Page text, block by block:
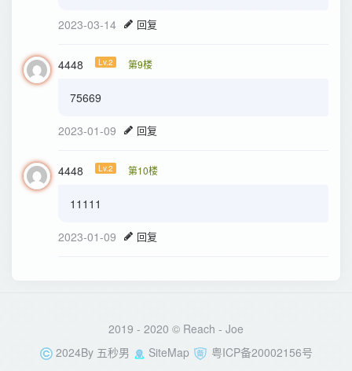
2023-03-14 回复
4448 Lv.2 第9楼
75669
2023-01-09 回复
4448 Lv.2 第10楼
11111
2023-01-09 回复
2019 - 2020 © Reach - Joe
2024By 五秒男 SiteMap
粤ICP备20002156号